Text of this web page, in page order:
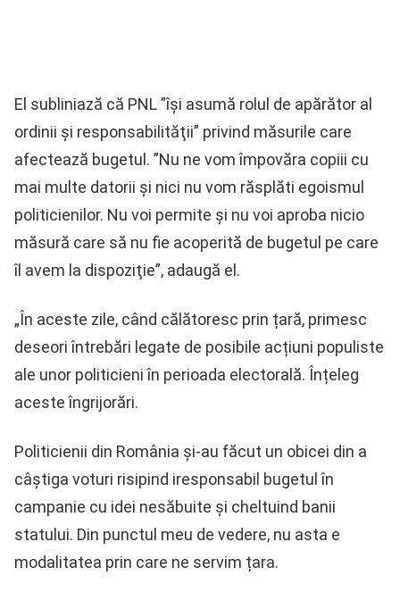
El subliniază că PNL ”îşi asumă rolul de apărător al
ordinii şi responsabilităţii” privind măsurile care
afectează bugetul. ”Nu ne vom împovăra copiii cu
mai multe datorii şi nici nu vom răsplăti egoismul
politicienilor. Nu voi permite şi nu voi aproba nicio
măsură care să nu fie acoperită de bugetul pe care
îl avem la dispoziţie”, adaugă el.
„În aceste zile, când călătoresc prin țară, primesc
deseori întrebări legate de posibile acțiuni populiste
ale unor politicieni în perioada electorală. Înțeleg
aceste îngrijorări.
Politicienii din România și-au făcut un obicei din a
câștiga voturi risipind iresponsabil bugetul în
campanie cu idei nesăbuite și cheltuind banii
statului. Din punctul meu de vedere, nu asta e
modalitatea prin care ne servim țara.